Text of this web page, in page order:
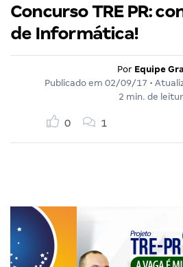
Concurso TRE PR:
de Informática!
Por Equipe
Publicado em 02/09/17 •
2 min. de
0 1